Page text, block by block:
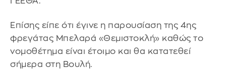
Επίσης είπε ότι έγινε η παρουσίαση της 4ης
φρεγάτας Μπελαρά «Θεμιστοκλή» καθώς το
νομοθέτημα είναι έτοιμο και θα κατατεθεί
σήμερα στη Βουλή.